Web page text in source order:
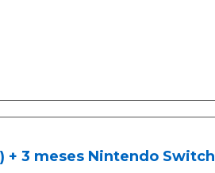
3 meses Nintendo